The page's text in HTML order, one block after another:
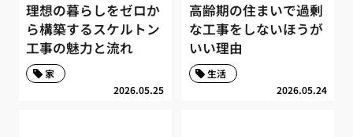
理想の暮らしをゼロか
ら構築するスケルトン
工事の魅力と流れ
2026.05.25
家
高齢期の住まいで過剰
な工事をしないほうが
いい理由
2026.05.24
生活